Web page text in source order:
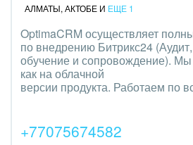
АЛМАТЫ, АКТОБЕ И ЕЩЕ 1
OptimaCRM осуществляет
по внедрению Битрикс24
обучение и сопровождение).
как на облачной
версии продукта. Работаем по
+77075674582